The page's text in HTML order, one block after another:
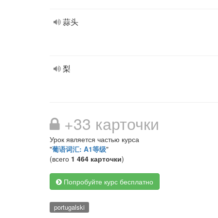
蒜头
梨
+33 карточки
Урок является частью курса
"葡语词汇: A1等级"
(всего 1 464 карточки)
Попробуйте курс бесплатно
portugalski